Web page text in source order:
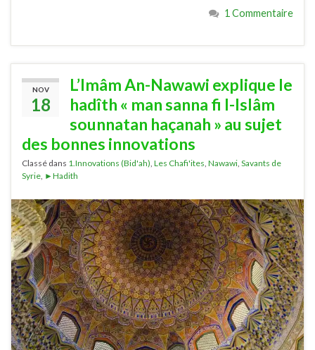
1 Commentaire
NOV
18
L’Imâm An-Nawawi explique le
hadîth « man sanna fi l-Islâm
sounnatan haçanah » au sujet
des bonnes innovations
Classé dans 1.Innovations (Bid'ah) Les Chafi'ites Nawawi Savants de
Syrie ►Hadith